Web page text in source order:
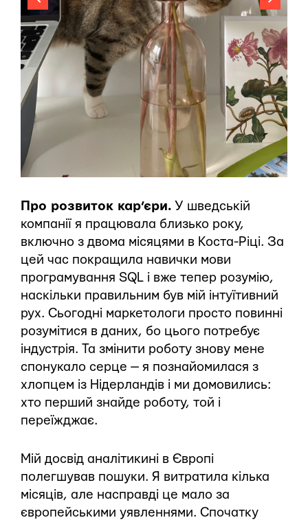
Про розвиток кар’єри. У шведській
компанії я працювала близько року,
включно з двома місяцями в Коста-Ріці. За
цей час покращила навички мови
програмування SQL і вже тепер розумію,
наскільки правильним був мій інтуїтивний
рух. Сьогодні маркетологи просто повинні
розумітися в даних, бо цього потребує
індустрія. Та змінити роботу знову мене
спонукало серце — я познайомилася з
хлопцем із Нідерландів і ми домовились:
хто перший знайде роботу, той і
переїжджає.
Мій досвід аналітикині в Європі
полегшував пошуки. Я витратила кілька
місяців, але насправді це мало за
європейськими уявленнями. Спочатку